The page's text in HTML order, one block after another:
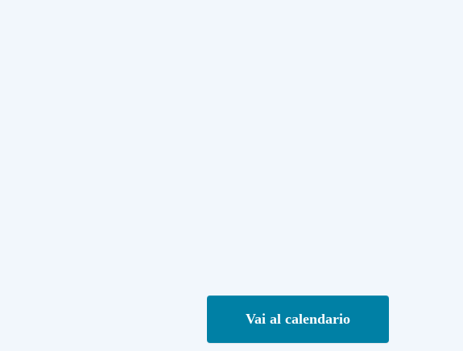
Vai al calendario